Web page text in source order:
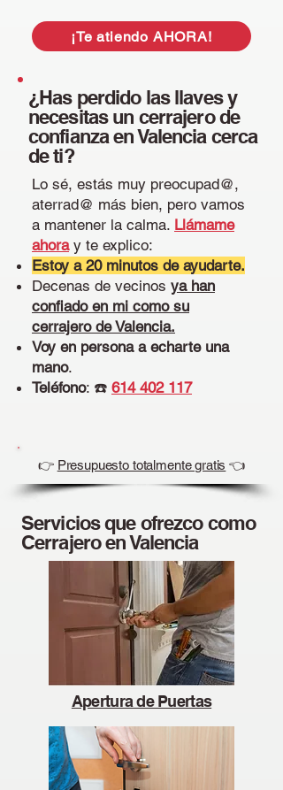
¡Te atiendo AHORA!
¿Has perdido las llaves y
necesitas un cerrajero de
confianza en Valencia cerca
de ti?
Lo sé, estás muy preocupad@,
aterrad@ más bien, pero vamos
a mantener la calma. Llámame
ahoray te explico:
Estoy a 20 minutos de ayudarte.
Decenas de vecinos ya han
confiado en mi como su
cerrajero de Valencia.
Voy en persona a echarte una
mano.
Teléfono: ☎️ 614 402 117
👉 Presupuesto totalmente gratis 👈
Servicios que ofrezco como
Cerrajero en Valencia
Apertura de Puertas